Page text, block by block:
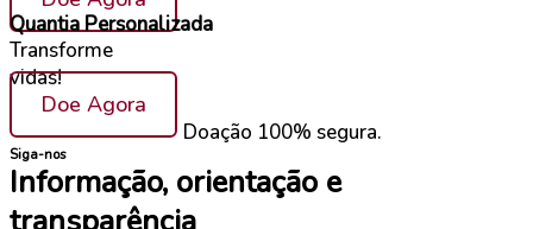
Quantia Personalizada
Transforme
vidas!
Doe Agora
Doação 100% segura.
Siga-nos
Informação, orientação e